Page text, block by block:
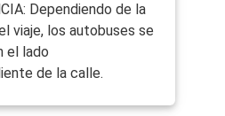
Dependiendo de la
viaje, los autobuses se
el lado
de la calle.